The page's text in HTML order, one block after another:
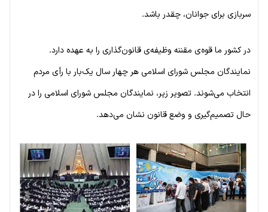
سربازی برای جوانان، چقدر باشد.
در کشور ما قوه‌ی مقننه وظیفه‌ی قانون‌گذاری را به عهده دارد.
نمایندگان مجلس شورای اسلامی هر چهار سال یک‌بار با رأی مردم
انتخاب می‌شوند. تصویر زیر، نمایندگان مجلس شورای اسلامی را در
حال تصمیم‌گیری و وضع قانون نشان می‌دهد.